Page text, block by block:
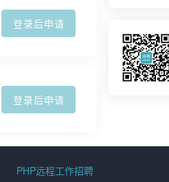
登录后申请
登录后申请
PHP远程工作招聘